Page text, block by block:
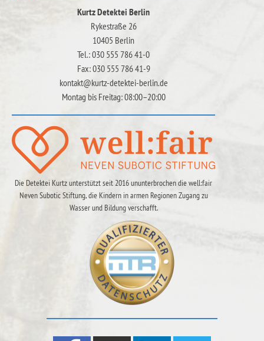
Kurtz Detektei Berlin
Rykestraße 26
10405 Berlin
Tel.: 030 555 786 41-0
Fax: 030 555 786 41-9
kontakt@kurtz-detektei-berlin.de
Montag bis Freitag: 08:00–20:00
Die Detektei Kurtz unterstützt seit 2016 ununterbrochen die well:fair
Neven Subotic Stiftung, die Kindern in armen Regionen Zugang zu
Wasser und Bildung verschafft.